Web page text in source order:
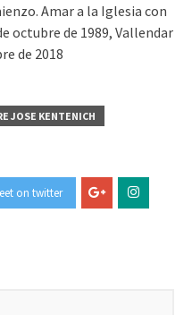
Amar a la Iglesia con
octubre de 1989, Vallendar
de 2018
JOSE KENTENICH
on twitter